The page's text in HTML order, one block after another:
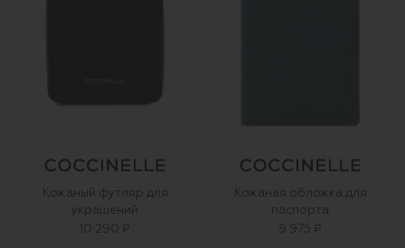
Кожаный футляр для
украшений
10 290 ₽
Кожаная обложка для
паспорта
9 975 ₽